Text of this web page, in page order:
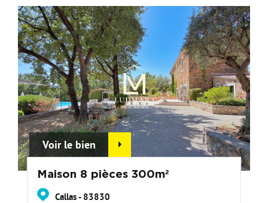
Voir le bien
Maison 8 pièces 300m²
Callas - 83830